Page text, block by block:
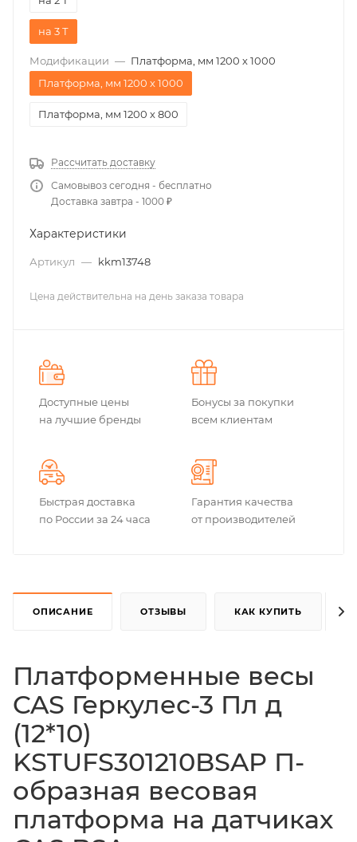
на 3 Т
Модификации — Платформа, мм 1200 х 1000
Платформа, мм 1200 х 1000
Платформа, мм 1200 х 800
Рассчитать доставку
Самовывоз сегодня - бесплатно
Доставка завтра - 1000 ₽
Характеристики
Артикул — kkm13748
Цена действительна на день заказа товара
Доступные цены
на лучшие бренды
Бонусы за покупки
всем клиентам
Быстрая доставка
по России за 24 часа
Гарантия качества
от производителей
ОПИСАНИЕ ОТЗЫВЫ КАК КУПИТЬ
Платформенные весы
CAS Геркулес-3 Пл д
(12*10)
KSTUFS301210BSAP П-
образная весовая
платформа на датчиках